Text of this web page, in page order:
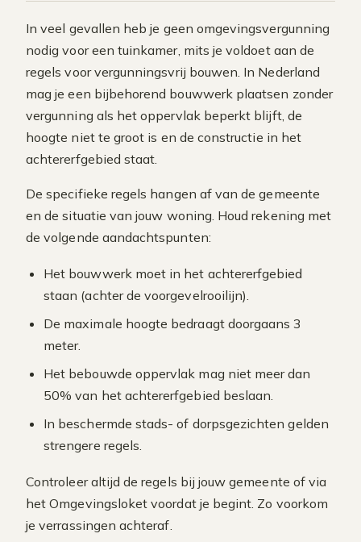
In veel gevallen heb je geen omgevingsvergunning
nodig voor een tuinkamer, mits je voldoet aan de
regels voor vergunningsvrij bouwen. In Nederland
mag je een bijbehorend bouwwerk plaatsen zonder
vergunning als het oppervlak beperkt blijft, de
hoogte niet te groot is en de constructie in het
achtererfgebied staat.
De specifieke regels hangen af van de gemeente
en de situatie van jouw woning. Houd rekening met
de volgende aandachtspunten:
Het bouwwerk moet in het achtererfgebied
staan (achter de voorgevelrooilijn).
De maximale hoogte bedraagt doorgaans 3
meter.
Het bebouwde oppervlak mag niet meer dan
50% van het achtererfgebied beslaan.
In beschermde stads- of dorpsgezichten gelden
strengere regels.
Controleer altijd de regels bij jouw gemeente of via
het Omgevingsloket voordat je begint. Zo voorkom
je verrassingen achteraf.